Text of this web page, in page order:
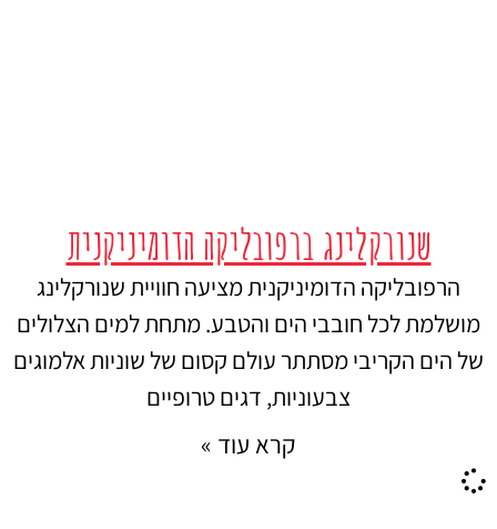
שנורקלינג ברפובליקה הדומיניקנית
הרפובליקה הדומיניקנית מציעה חוויית שנורקלינג
מושלמת לכל חובבי הים והטבע. מתחת למים הצלולים
של הים הקריבי מסתתר עולם קסום של שוניות אלמוגים
צבעוניות, דגים טרופיים
קרא עוד »